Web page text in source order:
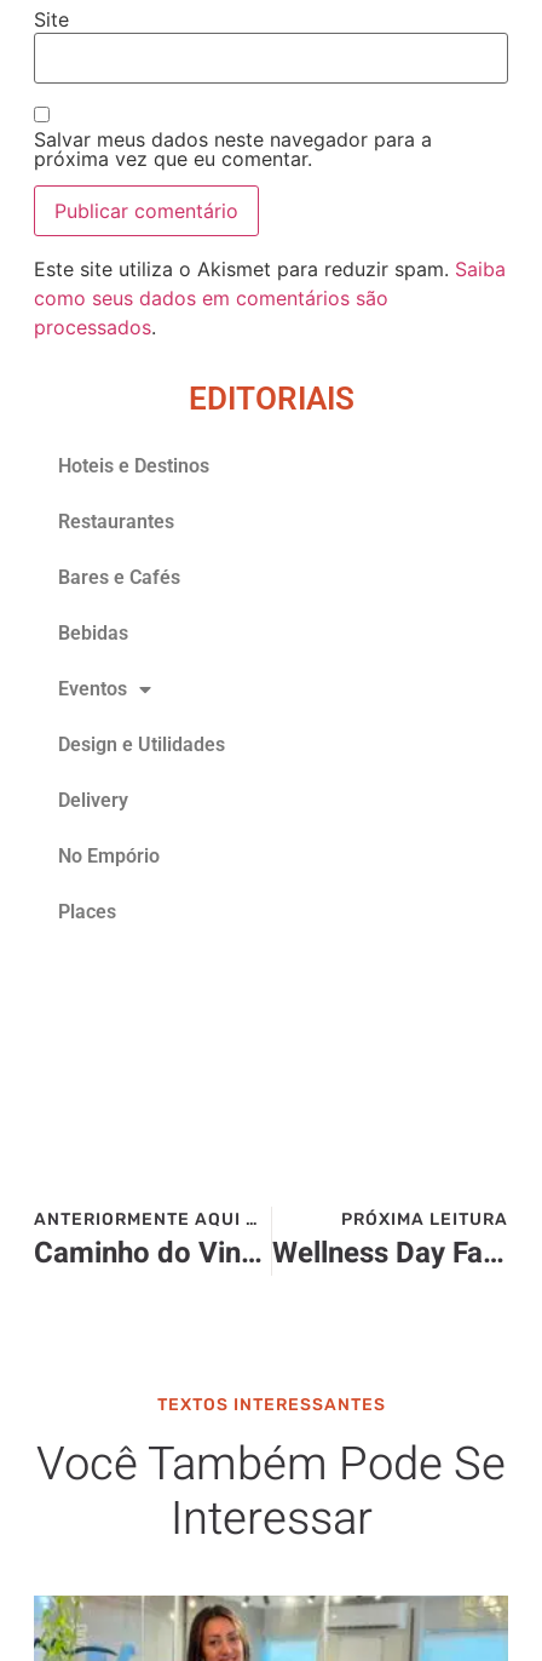
Site
Salvar meus dados neste navegador para a
próxima vez que eu comentar.
Este site utiliza o Akismet para reduzir spam. Saiba
como seus dados em comentários são
processados.
EDITORIAIS
Hoteis e Destinos
Restaurantes
Bares e Cafés
Bebidas
Eventos
Design e Utilidades
Delivery
No Empório
Places
ANTERIORMENTE AQUI NO SITE>>>
Caminho do Vinho em Salta
PRÓXIMA LEITURA
Wellness Day Fairmont Spa
TEXTOS INTERESSANTES
Você Também Pode Se
Interessar